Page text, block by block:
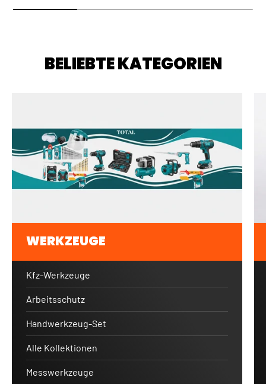
BELIEBTE KATEGORIEN
WERKZEUGE
Kfz-Werkzeuge
Arbeitsschutz
Handwerkzeug-Set
Alle Kollektionen
Messwerkzeuge